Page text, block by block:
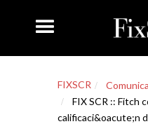
FIXSCR
FIX SCR :: Fitch
calificaci&oacute;n